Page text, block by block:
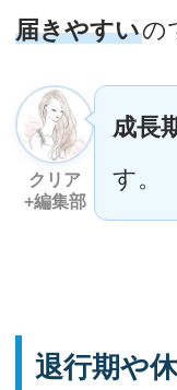
届きやすいの
クリア
+編集部
成長
す。
退行期や